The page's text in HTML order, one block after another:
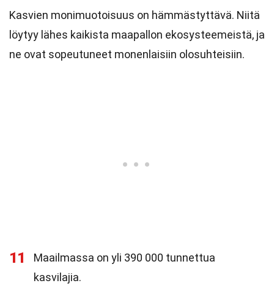
Kasvien monimuotoisuus on hämmästyttävä. Niitä
löytyy lähes kaikista maapallon ekosysteemeistä, ja
ne ovat sopeutuneet monenlaisiin olosuhteisiin.
11
Maailmassa on yli 390 000 tunnettua
kasvilajia.